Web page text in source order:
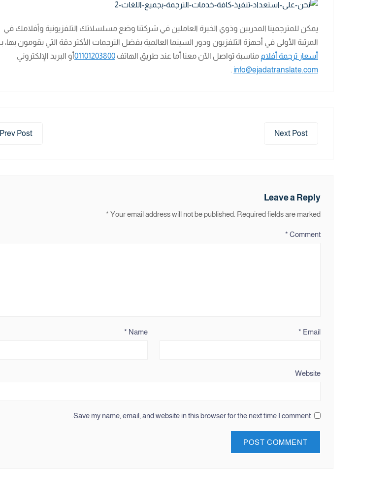
يمكن للمترجمينا المدربين وذوي الخبرة العاملين في شركتنا وضع مسلسلاتك التلفزيونية وأفلامك في
المرتبة الأولى في أجهزة التلفزيون ودور السينما العالمية بفضل الترجمات الأكثر دقة التي يقومون بها، بـ
أسعار ترجمة أفلام مناسبة تواصل الآن معنا أما عند طريق الهاتف 01101203800أو البريد الإلكتروني
info@ejadatranslate.com
.
Prev Post Next Post
Leave a Reply
Your email address will not be published. Required fields are marked
*
Comment
*
Name
* Email
*
Website
Save my name, email, and website in this browser for the next time I comment.